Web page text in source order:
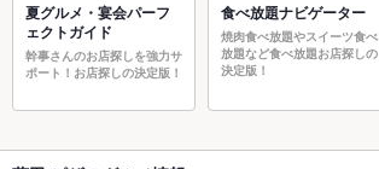
夏グルメ・宴会パーフ
ェクトガイド
幹事さんのお店探しを強力サ
ポート！お店探しの決定版！
食べ放題ナビゲーター
焼肉食べ放題やスイーツ食べ
放題など食べ放題お店探しの
決定版！